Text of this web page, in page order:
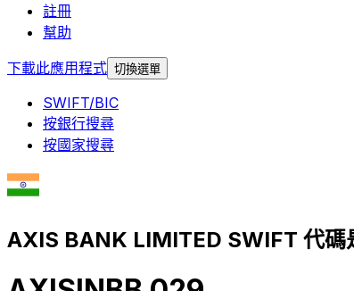
註冊
幫助
下載此應用程式 切換選單
SWIFT/BIC
按銀行搜尋
按國家搜尋
AXIS BANK LIMITED SWIFT 代碼